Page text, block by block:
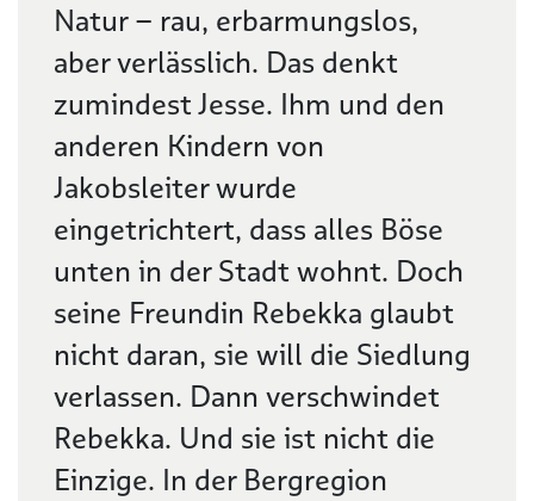
Natur – rau, erbarmungslos,
aber verlässlich. Das denkt
zumindest Jesse. Ihm und den
anderen Kindern von
Jakobsleiter wurde
eingetrichtert, dass alles Böse
unten in der Stadt wohnt. Doch
seine Freundin Rebekka glaubt
nicht daran, sie will die Siedlung
verlassen. Dann verschwindet
Rebekka. Und sie ist nicht die
Einzige. In der Bergregion